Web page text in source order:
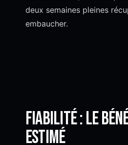
deux semaines pleines
embaucher.
Fiabilité : le
estimé